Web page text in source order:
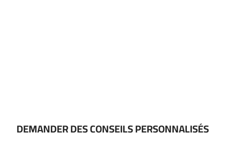
DEMANDER DES CONSEILS PERSONNALISÉS